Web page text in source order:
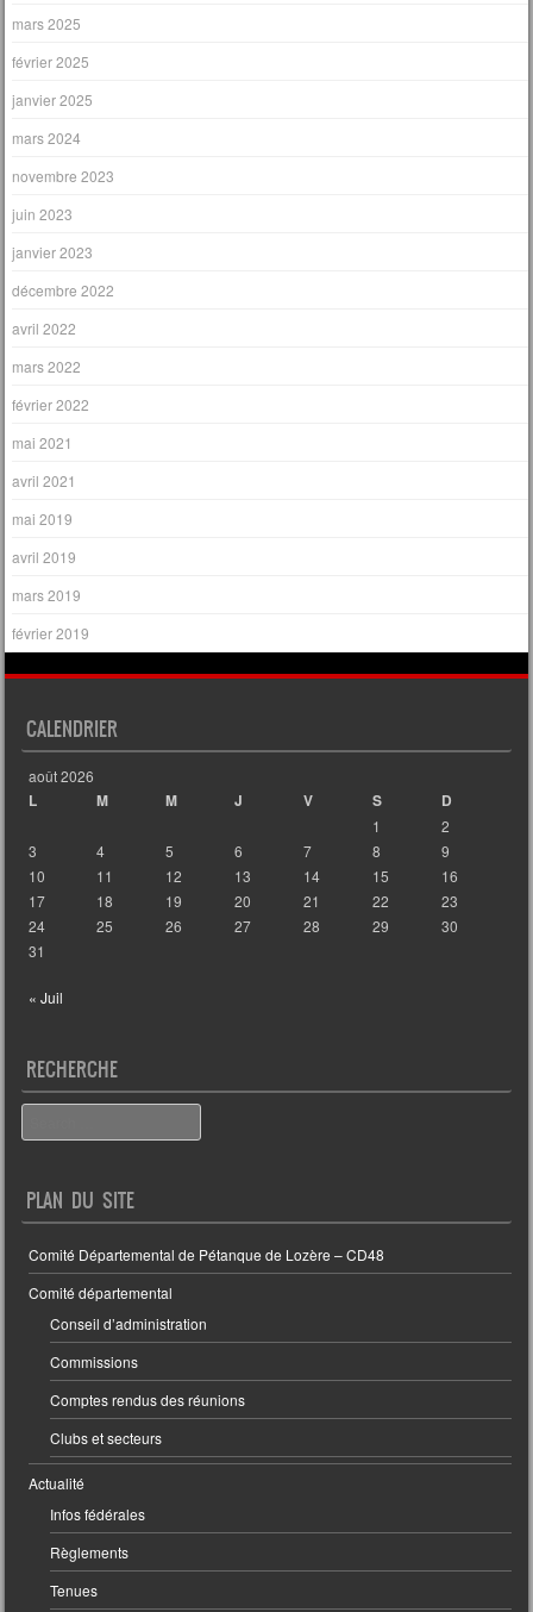
mars 2025
février 2025
janvier 2025
mars 2024
novembre 2023
juin 2023
janvier 2023
décembre 2022
avril 2022
mars 2022
février 2022
mai 2021
avril 2021
mai 2019
avril 2019
mars 2019
février 2019
CALENDRIER
août 2026
L M M J V S D
1
2
3
4 5 6 7 8
9
10
11 12 13 14 15
16
17
18 19 20 21 22
23
24
25 26 27 28 29
30
31
« Juil
RECHERCHE
PLAN DU SITE
Comité Départemental de Pétanque de Lozère – CD48
Comité départemental
Conseil d’administration
Commissions
Comptes rendus des réunions
Clubs et secteurs
Actualité
Infos fédérales
Règlements
Tenues